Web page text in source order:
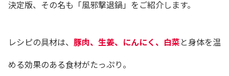
決定版、その名も「風邪撃退鍋」をご紹介します。
レシピの具材は、 豚肉、生姜、にんにく、白菜と身体を温
める効果のある食材がたっぷり。